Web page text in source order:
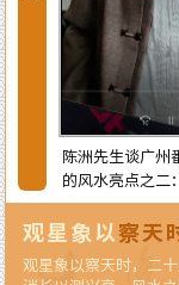
陈洲先生谈广州
的风水亮点之二
观星象以察天
观星象以察天时，二